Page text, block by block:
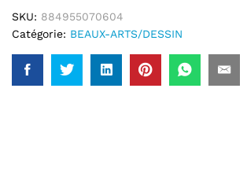
SKU: 884955070604
Catégorie: BEAUX-ARTS/DESSIN